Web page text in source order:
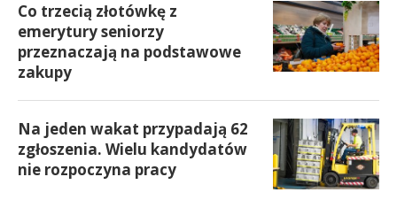
Co trzecią złotówkę z
emerytury seniorzy
przeznaczają na podstawowe
zakupy
Na jeden wakat przypadają 62
zgłoszenia. Wielu kandydatów
nie rozpoczyna pracy